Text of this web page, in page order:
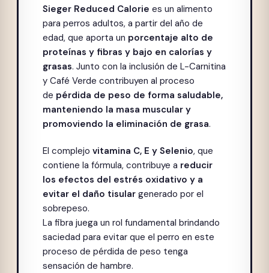
Sieger Reduced Calorie es un alimento
para perros adultos, a partir del año de
edad, que aporta un porcentaje alto de
proteínas y fibras y bajo en calorías y
grasas. Junto con la inclusión de L-Carnitina
y Café Verde contribuyen al proceso
de pérdida de peso de forma saludable,
manteniendo la masa muscular y
promoviendo la eliminación de grasa.
El complejo vitamina C, E y Selenio, que
contiene la fórmula, contribuye a reducir
los efectos del estrés oxidativo y a
evitar el daño tisulargenerado por el
sobrepeso.
La fibra juega un rol fundamental brindando
saciedad para evitar que el perro en este
proceso de pérdida de peso tenga
sensación de hambre.